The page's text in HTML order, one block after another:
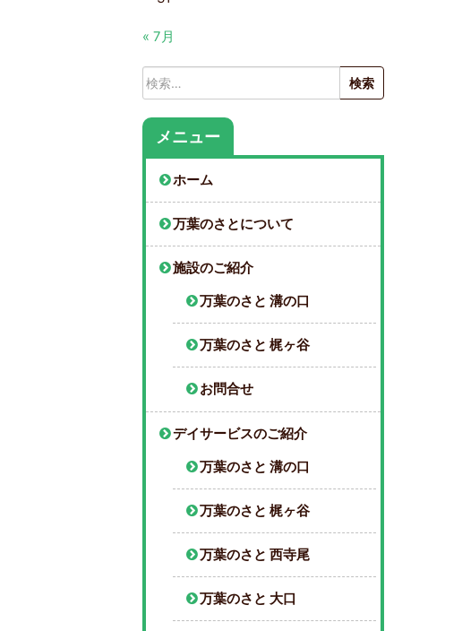
« 7月
検
索:
メニュー
ホーム
万葉のさとについて
施設のご紹介
万葉のさと 溝の口
万葉のさと 梶ヶ谷
お問合せ
デイサービスのご紹介
万葉のさと 溝の口
万葉のさと 梶ヶ谷
万葉のさと 西寺尾
万葉のさと 大口